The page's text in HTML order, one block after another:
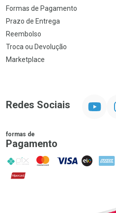
Formas de Pagamento
Prazo de Entrega
Reembolso
Troca ou Devolução
Marketplace
Redes Sociais
formas de
Pagamento
PIX MasterCard
VISA ELO AMEX
Hipercard
Promoção em